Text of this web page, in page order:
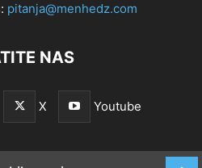
pitanja@menhedz.com
NAS
X Youtube